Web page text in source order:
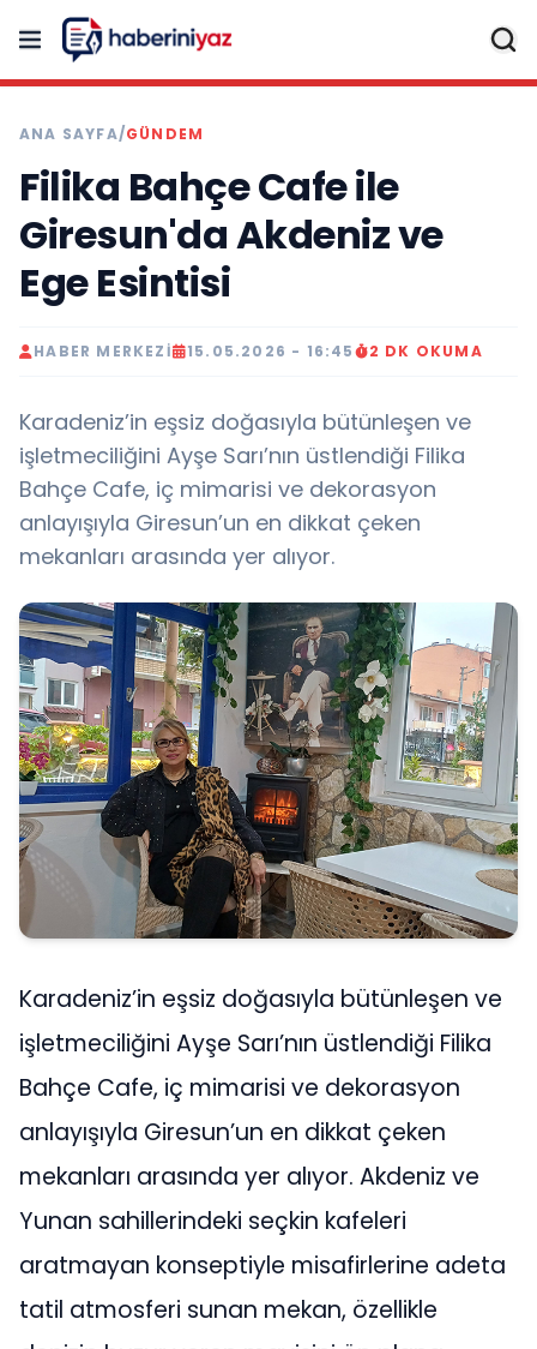
ANA SAYFA/GÜNDEM
Filika Bahçe Cafe ile
Giresun'da Akdeniz ve
Ege Esintisi
HABER MERKEZI 15.05.2026 - 16:45 2 DK OKUMA
Karadeniz’in eşsiz doğasıyla bütünleşen ve
işletmeciliğini Ayşe Sarı’nın üstlendiği Filika
Bahçe Cafe, iç mimarisi ve dekorasyon
anlayışıyla Giresun’un en dikkat çeken
mekanları arasında yer alıyor.
Karadeniz’in eşsiz doğasıyla bütünleşen ve
işletmeciliğini Ayşe Sarı’nın üstlendiği Filika
Bahçe Cafe, iç mimarisi ve dekorasyon
anlayışıyla Giresun’un en dikkat çeken
mekanları arasında yer alıyor. Akdeniz ve
Yunan sahillerindeki seçkin kafeleri
aratmayan konseptiyle misafirlerine adeta
tatil atmosferi sunan mekan, özellikle